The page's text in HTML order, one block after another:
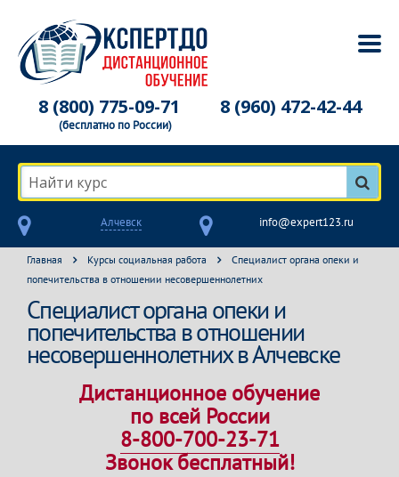
8 (800) 775-09-71
(бесплатно по России)
8 (960) 472-42-44
Найти курс
Алчевск info@expert123.ru
Главная Курсы социальная работа
Специалист органа опеки и
попечительства в отношении несовершеннолетних
Специалист органа опеки и
попечительства в отношении
несовершеннолетних в Алчевске
Дистанционное обучение
по всей России
8-800-700-23-71
Звонок бесплатный!